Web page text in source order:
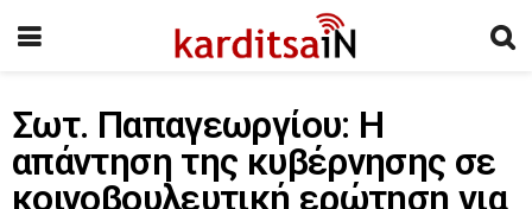
Σωτ. Παπαγεωργίου: Η
απάντηση της κυβέρνησης σε
κοινοβουλευτική ερώτηση για